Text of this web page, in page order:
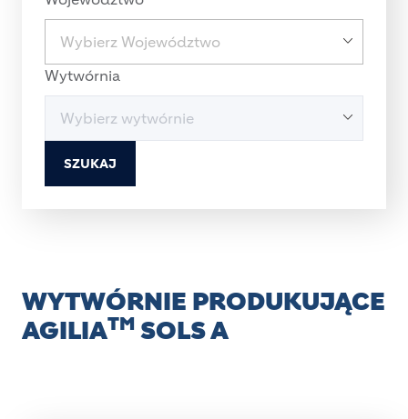
Wytwórnia
SZUKAJ
WYTWÓRNIE PRODUKUJĄCE
AGILIATM SOLS A